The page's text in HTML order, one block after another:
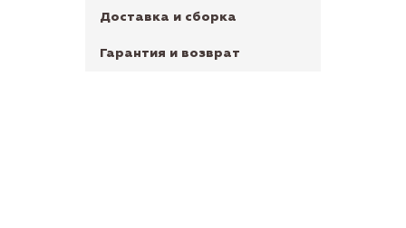
Доставка и сборка
Гарантия и возврат